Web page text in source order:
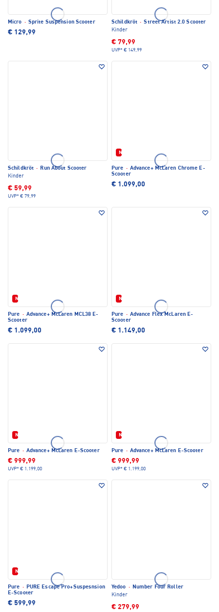
Micro · Sprite Suspension Scooter
€ 129,99
Schildkröt · Street Artist 2.0 Scooter
Kinder
€ 79,99
UVP* € 149,99
Schildkröt · Run About Scooter
Kinder
€ 59,99
UVP* € 79,99
Neu
Pure · Advance+ McLaren Chrome E-
Scooter
€ 1.099,00
Neu
Pure · Advance+ McLaren MCL38 E-
Scooter
€ 1.099,00
Neu
Pure · Advance Flex McLaren E-
Scooter
€ 1.149,00
Neu
Pure · Advance+ McLaren E-Scooter
€ 999,99
UVP* € 1.199,00
Neu
Pure · Advance+ McLaren E-Scooter
€ 999,99
UVP* € 1.199,00
Neu
Pure · PURE Escape Pro+Suspesnsion
E-Scooter
€ 599,99
Yedoo · Number Four Roller
Kinder
€ 279,99